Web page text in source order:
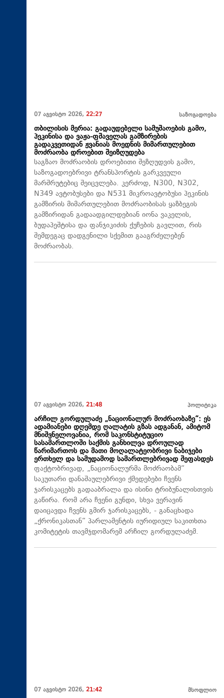
07 აგვისტო 2026, 22:27 საზოგადოება
თბილისის მერია: გადაუდებელი სამუშაოების გამო,
პეკინისა და ვაჟა-ფშაველას გამზირების
გადაკვეთიდან ჟვანიას მოედნის მიმართულებით
მოძრაობა დროებით შეიზღუდება
საგზაო მოძრაობის დროებითი შეზღუდვის გამო,
საზოგადოებრივი ტრანსპორტის გარკვეული
მარშრუტებიც შეიცვლება. კერძოდ, N300, N302,
N349 ავტობუსები და N531 მიკროავტობუსი პეკინის
გამზირის მიმართულებით მოძრაობისას ყაზბეგის
გამზირიდან გადაადგილდებიან იონა ვაკელის,
ბუდაპეშტისა და ფანჯიკიძის ქუჩების გავლით, რის
შემდეგაც დადგენილი სქემით გააგრძელებენ
მოძრაობას.
07 აგვისტო 2026, 21:48 პოლიტიკა
არჩილ გორდულაძე „ნაციონალურ მოძრაობაზე“: ეს
ადამიანები დღემდე ღალატის გზას ადგანან, ამიტომ
მნიშვნელოვანია, რომ საკონსტიტუციო
სასამართლოში საქმის განხილვა დროულად
წარიმართოს და მათი მოღალატეობრივი ნაბიჯები
ერთხელ და სამუდამოდ სამართლებრივად შეფასდეს
ფაქტობრივად, „ნაციონალურმა მოძრაობამ“
საკუთარი დანაშაულებრივი ქმედებები ჩვენს
ჯარისკაცებს გადააბრალა და ისინი ტრიბუნალისთვის
გაწირა. რომ არა ჩვენი გუნდი, სხვა ვერავინ
დაიცავდა ჩვენს გმირ ჯარისკაცებს, - განაცხადა
„ქრონიკასთან“ პარლამენტის იურიდიულ საკითხთა
კომიტეტის თავმჯდომარემ არჩილ გორდულაძემ.
07 აგვისტო 2026, 21:42 მსოფლიო